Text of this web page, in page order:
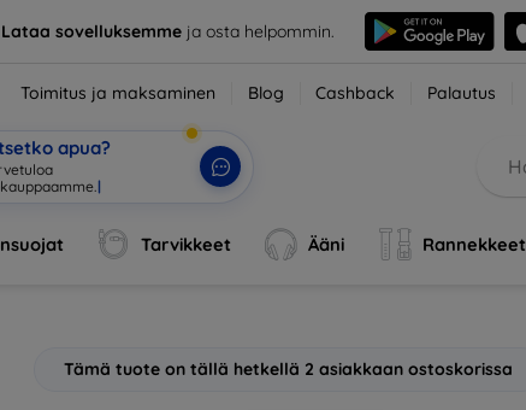
Lataa sovelluksemmeja osta helpommin.
Toimitus ja maksaminen Blog Cashback Palautus
apua?
|
Tarvikkeet Ääni Rannekkeet
Tämä tuote on tällä hetkellä 2 asiakkaan ostoskorissa